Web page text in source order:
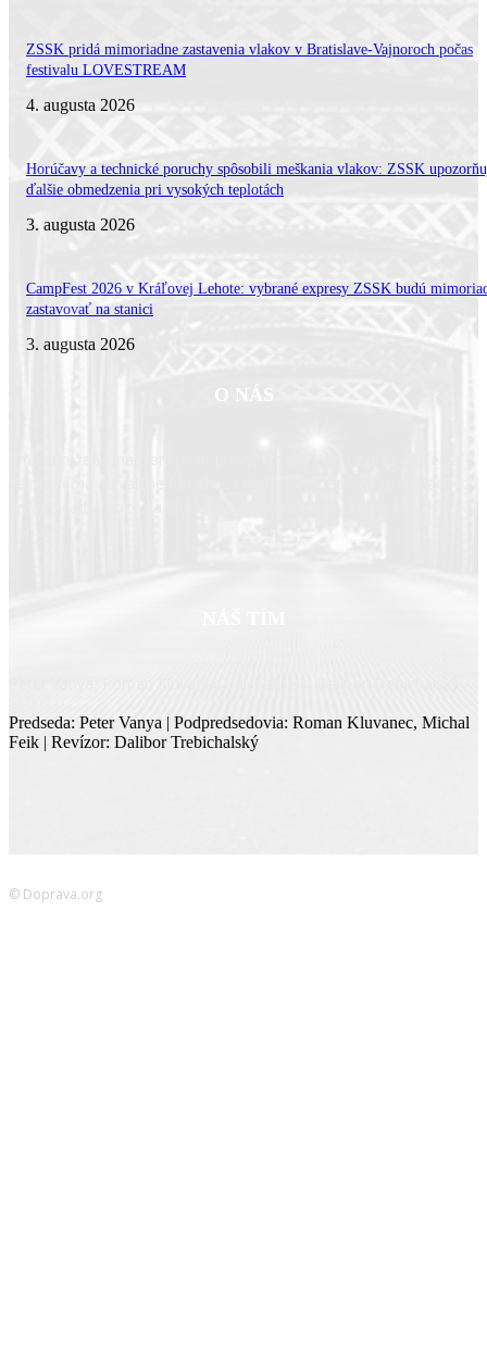
ZSSK pridá mimoriadne zastavenia vlakov v Bratislave-Vajnoroch počas
festivalu LOVESTREAM
4. augusta 2026
Horúčavy a technické poruchy spôsobili meškania vlakov: ZSSK
ďalšie obmedzenia pri vysokých teplotách
3. augusta 2026
CampFest 2026 v Kráľovej Lehote: vybrané expresy ZSSK budú
zastavovať na stanici
3. augusta 2026
O NÁS
Predseda: Peter Vanya | Podpredsedovia: Roman Kluvanec, Michal
Feik | Revízor: Dalibor Trebichalský
© Doprava.org